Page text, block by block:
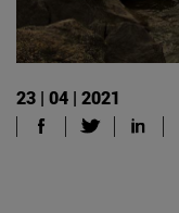
23 | 04 | 2021